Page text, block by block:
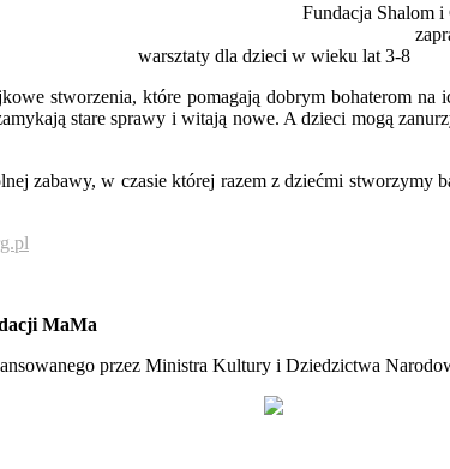
Fundacja Shalom
warsztaty dla dzieci w wieku lat 3-8
stworzenia, które pomagają dobrym bohaterom na
stare sprawy i witają nowe. A dzieci mogą
zabawy, w czasie której razem z dziećmi stworzymy
MaMa
przez Ministra Kultury i Dziedzictwa